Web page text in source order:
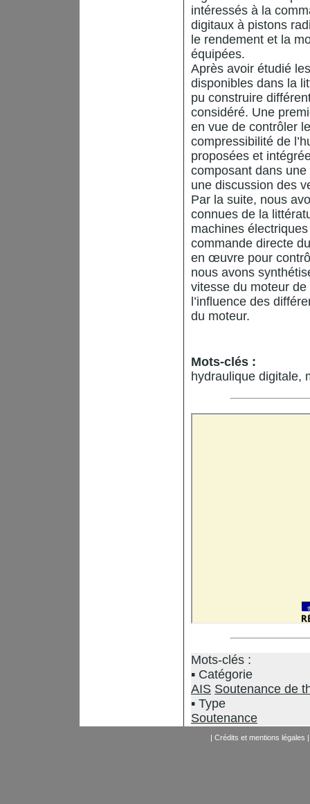
intéressés à la
digitaux à pistons
le rendement et la
équipées.
Après avoir étudié
disponibles dans la
pu construire
considéré. Une
en vue de contrôler
compressibilité de
proposées et
composant dans
une discussion des
Par la suite, nous
connues de la
machines
commande directe
en œuvre pour
nous avons
vitesse du moteur
l’influence des
du moteur.
Mots-clés :
hydraulique digitale,
Mots-clés :
Catégorie
AIS Soutenance de
Type
Soutenance
| Crédits et mentions légales